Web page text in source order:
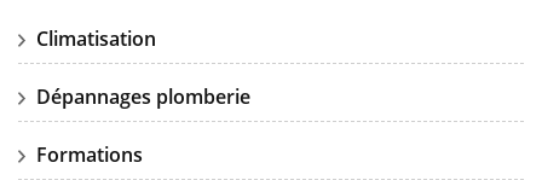
Climatisation
Dépannages plomberie
Formations